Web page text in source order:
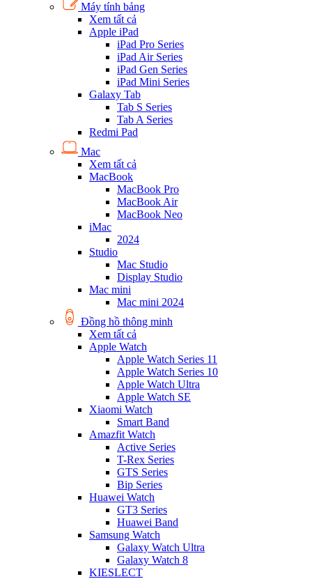
Máy tính bảng
Xem tất cả
Apple iPad
iPad Pro Series
iPad Air Series
iPad Gen Series
iPad Mini Series
Galaxy Tab
Tab S Series
Tab A Series
Redmi Pad
Mac
Xem tất cả
MacBook
MacBook Pro
MacBook Air
MacBook Neo
iMac
2024
Studio
Mac Studio
Display Studio
Mac mini
Mac mini 2024
Đồng hồ thông minh
Xem tất cả
Apple Watch
Apple Watch Series 11
Apple Watch Series 10
Apple Watch Ultra
Apple Watch SE
Xiaomi Watch
Smart Band
Amazfit Watch
Active Series
T-Rex Series
GTS Series
Bip Series
Huawei Watch
GT3 Series
Huawei Band
Samsung Watch
Galaxy Watch Ultra
Galaxy Watch 8
KIESLECT